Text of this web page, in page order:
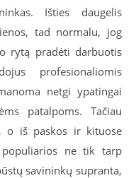
Išties daugelis
tad normalu, jog
rytą pradėti darbuotis
profesionaliomis
netgi ypatingai
patalpoms. Tačiau
o iš paskos ir kituose
populiarios ne tik tarp
savininkų supranta,